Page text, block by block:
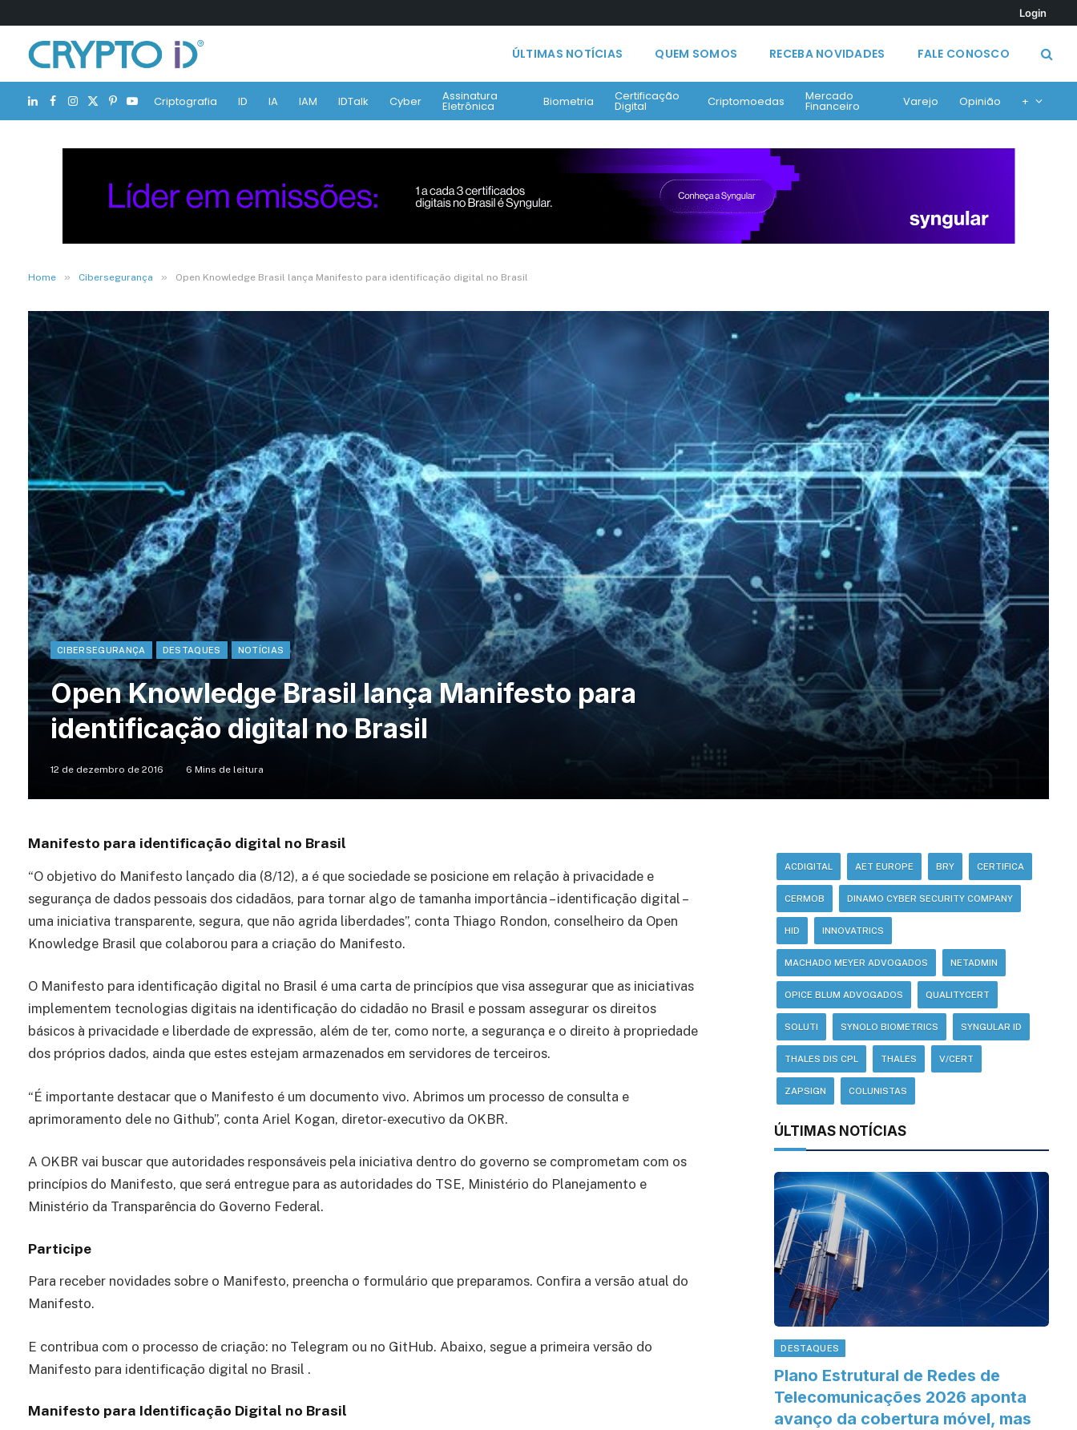
Login
ÚLTIMAS NOTÍCIAS QUEM SOMOS RECEBA NOVIDADES FALE CONOSCO
LinkedIn
Facebook
Instagram
X
(Twitter)
Pinterest
YouTubeCriptografia ID IA IAM IDTalk Cyber Assinatura
Eletrônica Biometria Certificação
Digital Criptomoedas Mercado
Financeiro Varejo Opinião +
Home » Cibersegurança » Open Knowledge Brasil lança Manifesto para identificação digital no Brasil
CIBERSEGURANÇA DESTAQUES NOTÍCIAS
Open Knowledge Brasil lança Manifesto para
identificação digital no Brasil
12 de dezembro de 2016 6 Mins de leitura
Manifesto para identificação digital no Brasil
“O objetivo do Manifesto lançado dia (8/12), a é que sociedade se posicione em relação à privacidade e
segurança de dados pessoais dos cidadãos, para tornar algo de tamanha importância – identificação digital –
uma iniciativa transparente, segura, que não agrida liberdades”, conta Thiago Rondon, conselheiro da Open
Knowledge Brasil que colaborou para a criação do Manifesto.
O Manifesto para identificação digital no Brasil é uma carta de princípios que visa assegurar que as iniciativas
implementem tecnologias digitais na identificação do cidadão no Brasil e possam assegurar os direitos
básicos à privacidade e liberdade de expressão, além de ter, como norte, a segurança e o direito à propriedade
dos próprios dados, ainda que estes estejam armazenados em servidores de terceiros.
“É importante destacar que o Manifesto é um documento vivo. Abrimos um processo de consulta e
aprimoramento dele no Github”, conta Ariel Kogan, diretor-executivo da OKBR.
A OKBR vai buscar que autoridades responsáveis pela iniciativa dentro do governo se comprometam com os
princípios do Manifesto, que será entregue para as autoridades do TSE, Ministério do Planejamento e
Ministério da Transparência do Governo Federal.
Participe
Para receber novidades sobre o Manifesto, preencha o formulário que preparamos. Confira a versão atual do
Manifesto.
E contribua com o processo de criação: no Telegram ou no GitHub. Abaixo, segue a primeira versão do
Manifesto para identificação digital no Brasil .
Manifesto para Identificação Digital no Brasil
ACDIGITAL AET EUROPE BRY CERTIFICA
CERMOB DINAMO CYBER SECURITY COMPANY
HID INNOVATRICS
MACHADO MEYER ADVOGADOS NETADMIN
OPICE BLUM ADVOGADOS QUALITYCERT
SOLUTI SYNOLO BIOMETRICS SYNGULAR ID
THALES DIS CPL THALES V/CERT
ZAPSIGN COLUNISTAS
ÚLTIMAS NOTÍCIAS
DESTAQUES
Plano Estrutural de Redes de
Telecomunicações 2026 aponta
avanço da cobertura móvel, mas